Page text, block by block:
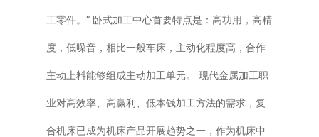
工零件。” 卧式加工中心首要特点是：高功用，高精
度，低噪音，相比一般车床，主动化程度高，合作
主动上料能够组成主动加工单元。 现代金属加工职
业对高效率、高赢利、低本钱加工方法的需求，复
合机床已成为机床产品开展趋势之一，作为机床中